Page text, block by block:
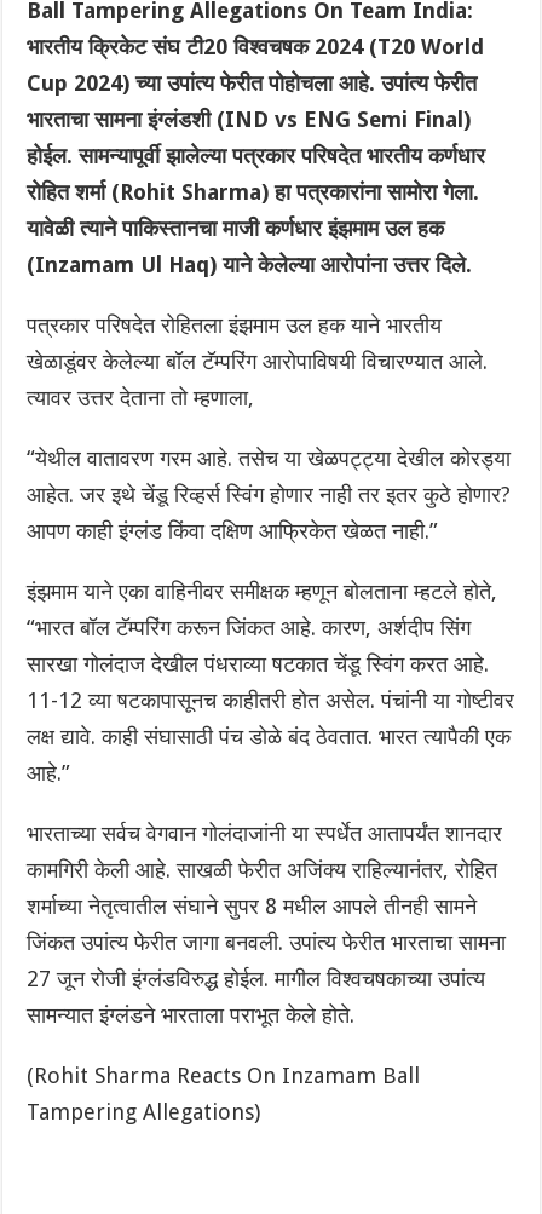
Ball Tampering Allegations On Team India:
भारतीय क्रिकेट संघ टी20 विश्वचषक 2024 (T20 World
Cup 2024) च्या उपांत्य फेरीत पोहोचला आहे. उपांत्य फेरीत
भारताचा सामना इंग्लंडशी (IND vs ENG Semi Final)
होईल. सामन्यापूर्वी झालेल्या पत्रकार परिषदेत भारतीय कर्णधार
रोहित शर्मा (Rohit Sharma) हा पत्रकारांना सामोरा गेला.
यावेळी त्याने पाकिस्तानचा माजी कर्णधार इंझमाम उल हक
(Inzamam Ul Haq) याने केलेल्या आरोपांना उत्तर दिले.
पत्रकार परिषदेत रोहितला इंझमाम उल हक याने भारतीय
खेळाडूंवर केलेल्या बॉल टॅम्परिंग आरोपाविषयी विचारण्यात आले.
त्यावर उत्तर देताना तो म्हणाला,
“येथील वातावरण गरम आहे. तसेच या खेळपट्ट्या देखील कोरड्या
आहेत. जर इथे चेंडू रिव्हर्स स्विंग होणार नाही तर इतर कुठे होणार?
आपण काही इंग्लंड किंवा दक्षिण आफ्रिकेत खेळत नाही.”
इंझमाम याने एका वाहिनीवर समीक्षक म्हणून बोलताना म्हटले होते,
“भारत बॉल टॅम्परिंग करून जिंकत आहे. कारण, अर्शदीप सिंग
सारखा गोलंदाज देखील पंधराव्या षटकात चेंडू स्विंग करत आहे.
11-12 व्या षटकापासूनच काहीतरी होत असेल. पंचांनी या गोष्टीवर
लक्ष द्यावे. काही संघासाठी पंच डोळे बंद ठेवतात. भारत त्यापैकी एक
आहे.”
भारताच्या सर्वच वेगवान गोलंदाजांनी या स्पर्धेत आतापर्यंत शानदार
कामगिरी केली आहे. साखळी फेरीत अजिंक्य राहिल्यानंतर, रोहित
शर्माच्या नेतृत्वातील संघाने सुपर 8 मधील आपले तीनही सामने
जिंकत उपांत्य फेरीत जागा बनवली. उपांत्य फेरीत भारताचा सामना
27 जून रोजी इंग्लंडविरुद्ध होईल. मागील विश्वचषकाच्या उपांत्य
सामन्यात इंग्लंडने भारताला पराभूत केले होते.
(Rohit Sharma Reacts On Inzamam Ball
Tampering Allegations)